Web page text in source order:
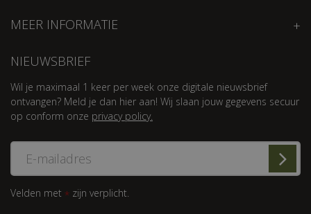
MEER INFORMATIE
NIEUWSBRIEF
Wil je maximaal 1 keer per week onze digitale nieuwsbrief
ontvangen? Meld je dan hier aan! Wij slaan jouw gegevens secuur
op conform onze privacy policy.
Velden met * zijn verplicht.